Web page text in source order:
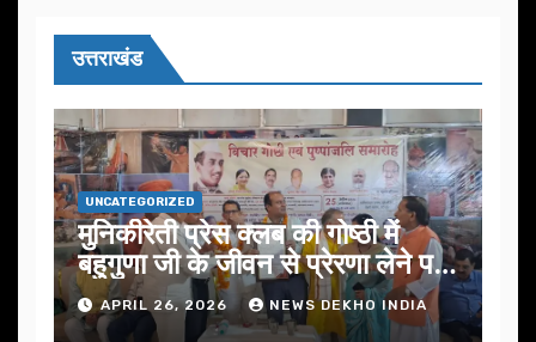
उत्तराखंड
UNCATEGORIZED
मुनिकीरेती प्रेस क्लब की गोष्ठी में
बहुगुणा जी के जीवन से प्रेरणा लेने पर
जोरAPRIL 26, 2026 NEWS DEKHO INDIA